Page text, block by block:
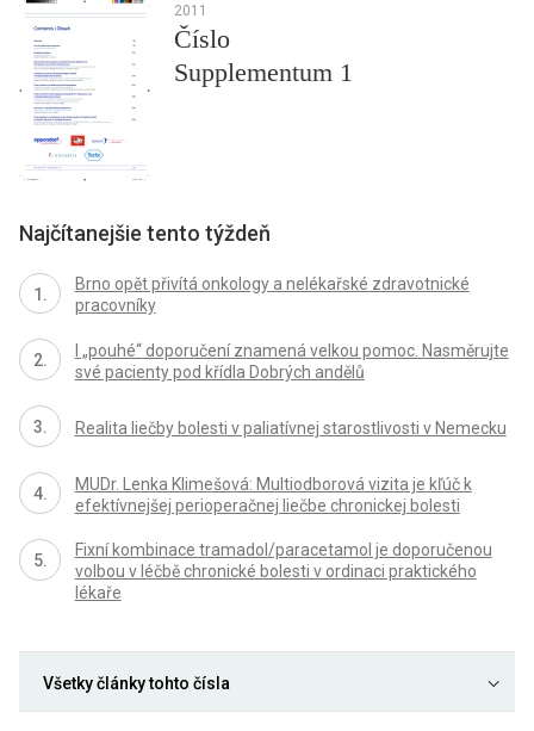
2011
Číslo
Supplementum 1
Najčítanejšie tento týždeň
Brno opět přivítá onkology a nelékařské zdravotnické
pracovníky
I „pouhé“ doporučení znamená velkou pomoc. Nasměrujte
své pacienty pod křídla Dobrých andělů
Realita liečby bolesti v paliatívnej starostlivosti v Nemecku
MUDr. Lenka Klimešová: Multiodborová vizita je kľúč k
efektívnejšej perioperačnej liečbe chronickej bolesti
Fixní kombinace tramadol/paracetamol je doporučenou
volbou v léčbě chronické bolesti v ordinaci praktického
lékaře
Všetky články tohto čísla